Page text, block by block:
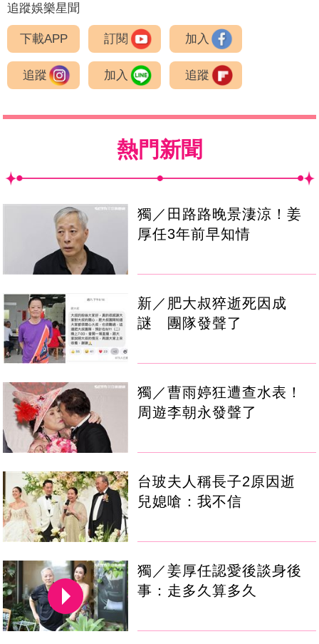
追蹤娛樂星聞
下載APP 訂閱 加入
追蹤 加入 追蹤
熱門新聞
獨／田路路晚景淒涼！姜
厚任3年前早知情
新／肥大叔猝逝死因成
謎 團隊發聲了
獨／曹雨婷狂遭查水表！
周遊李朝永發聲了
台玻夫人稱長子2原因逝
兒媳嗆：我不信
獨／姜厚任認愛後談身後
事：走多久算多久